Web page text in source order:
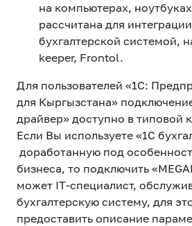
на компьютерах,
рассчитана для
бухгалтерской системой,
keeper, Frontol.
Для пользователей «1С:
для Кыргызстана»
драйвер» доступно в типовой
Если Вы используете «1C
доработанную под
бизнеса, то подключить
может IT-специалист,
бухгалтерскую систему, для
предоставить описание